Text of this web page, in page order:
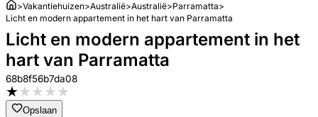
>Vakantiehuizen>Australië>Australië>Parramatta>
Licht en modern appartement in het hart van Parramatta
Licht en modern appartement in het
hart van Parramatta
68b8f56b7da08
★★★★★
Opslaan